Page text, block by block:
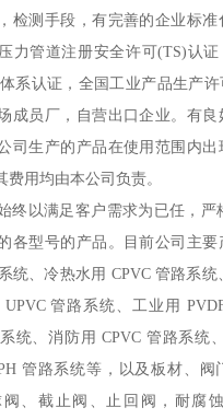
检测手段，有完善的企业标
力管道注册安全许可(TS)认证
系认证，全国工业产品生产
成员厂，自营出口企业。有
司生产的产品在使用范围内
费用均由本公司负责。
终以满足客户需求为已任，严
各型号的产品。目前公司主
统、冷热水用 CPVC 管路系
管路系统、工业用
统、消防用 CPVC 管路系统
管路系统等，以及板材、阀
、截止阀、止回阀，耐腐